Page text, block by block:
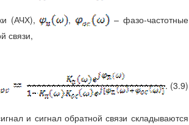
(АЧХ), ,
– фазо-частотные
связи,
. (3.9)
и сигнал обратной связи складываются